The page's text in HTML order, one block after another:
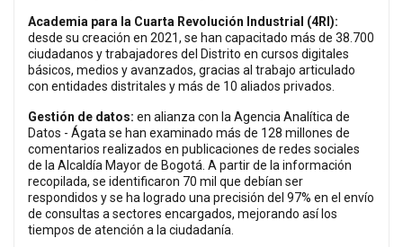
Academia para la Cuarta Revolución Industrial (4RI):
desde su creación en 2021, se han capacitado más de 38.700
ciudadanos y trabajadores del Distrito en cursos digitales
básicos, medios y avanzados, gracias al trabajo articulado
con entidades distritales y más de 10 aliados privados.
Gestión de datos: en alianza con la Agencia Analítica de
Datos - Ágata se han examinado más de 128 millones de
comentarios realizados en publicaciones de redes sociales
de la Alcaldía Mayor de Bogotá. A partir de la información
recopilada, se identificaron 70 mil que debían ser
respondidos y se ha logrado una precisión del 97% en el envío
de consultas a sectores encargados, mejorando así los
tiempos de atención a la ciudadanía.